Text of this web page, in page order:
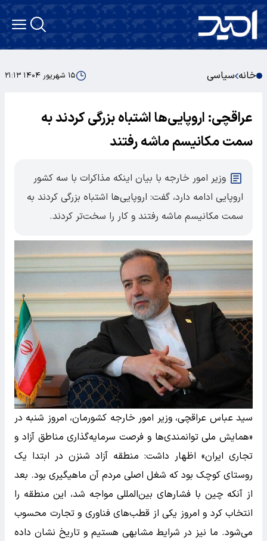
خانه سیاسی ۱۵ شهریور ۱۴۰۴ ۲۱:۱۳
عراقچی: اروپایی‌ها اشتباه بزرگی کردند به
سمت مکانیسم ماشه رفتند
وزیر امور خارجه با بیان اینکه مذاکرات با سه کشور
اروپایی ادامه دارد، گفت: اروپایی‌ها اشتباه بزرگی کردند به
سمت مکانیسم ماشه رفتند و کار را سخت‌تر کردند.
سید عباس عراقچی، وزیر امور خارجه کشورمان، امروز شنبه در
«همایش ملی توانمندی‌ها و فرصت سرمایه‌گذاری مناطق آزاد و
تجاری ایران» اظهار داشت: منطقه آزاد شنزن در ابتدا یک
روستای کوچک بود که شغل اصلی مردم آن ماهیگیری بود. بعد
از آنکه چین با فشارهای بین‌المللی مواجه شد، این منطقه را
انتخاب کرد و امروز یکی از قطب‌های فناوری و تجارت محسوب
می‌شود. ما نیز در شرایط مشابهی هستیم و تاریخ نشان داده